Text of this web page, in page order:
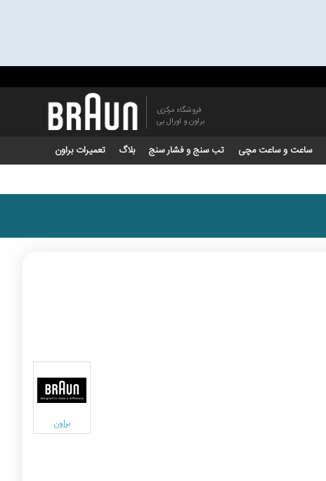
فروشگاه مرکزی
براون و اورال بی
ساعت و ساعت مچی تب سنج و فشار سنج بلاگ
تعمیرات براون
براون